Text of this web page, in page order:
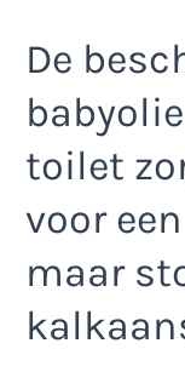
De
toilet
voor
maar